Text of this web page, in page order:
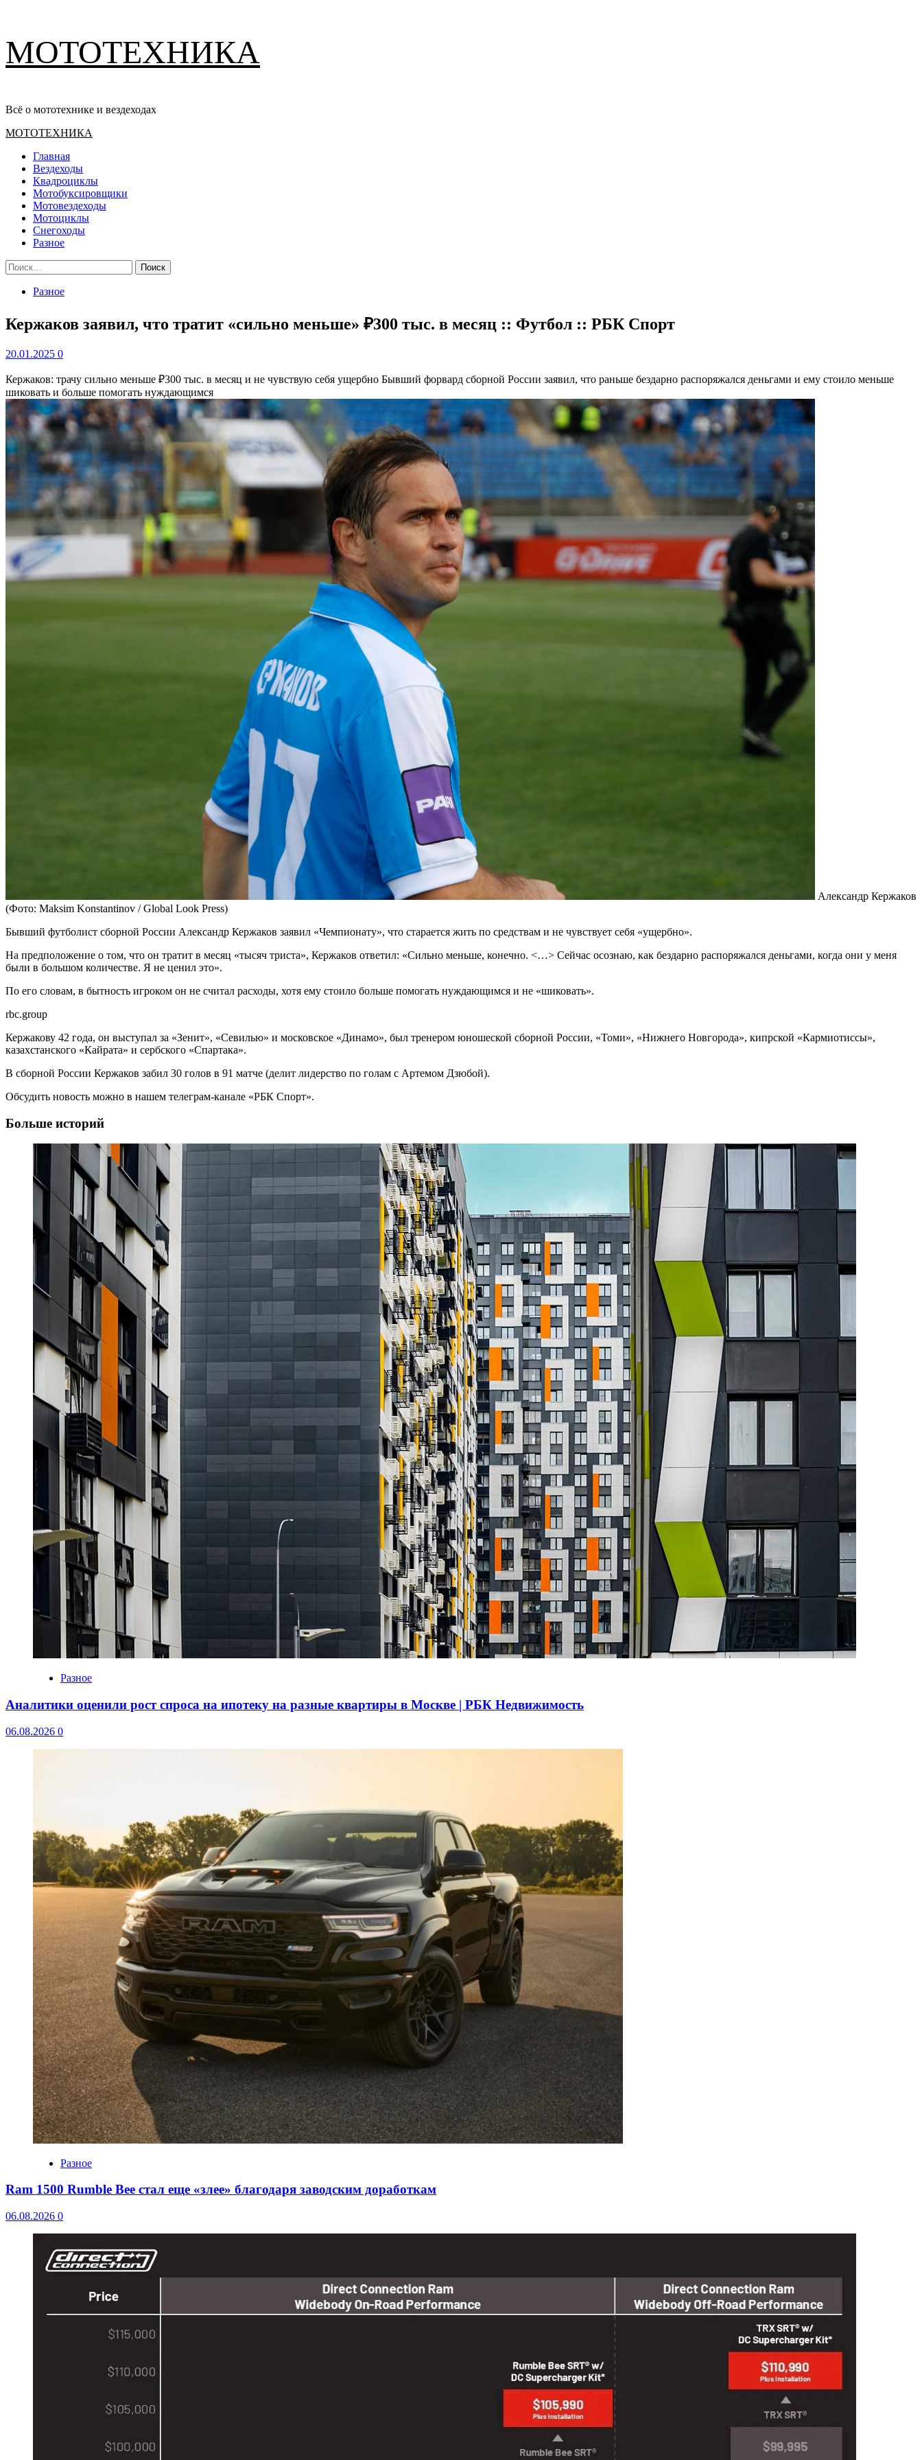
содержимому
МОТОТЕХНИКА
Всё о мототехнике и вездеходах
Основное
МОТОТЕХНИКА
Главная
Вездеходы
Квадроциклы
Мотобуксировщики
Мотовездеходы
Мотоциклы
Снегоходы
Разное
Найти:
Разное
Кержаков заявил, что тратит «сильно меньше» ₽300 тыс. в месяц :: Футбол :: РБК Спорт
20.01.2025 0
Кержаков: трачу сильно меньше ₽300 тыс. в месяц и не чувствую себя ущербно Бывший форвард сборной России заявил, что раньше бездарно распоряжался деньгами и ему стоило меньше
шиковать и больше помогать нуждающимся
Александр Кержаков
(Фото: Maksim Konstantinov / Global Look Press)
Бывший футболист сборной России Александр Кержаков заявил «Чемпионату», что старается жить по средствам и не чувствует себя «ущербно».
На предположение о том, что он тратит в месяц «тысяч триста», Кержаков ответил: «Сильно меньше, конечно. <…> Сейчас осознаю, как бездарно распоряжался деньгами, когда они у меня
были в большом количестве. Я не ценил это».
По его словам, в бытность игроком он не считал расходы, хотя ему стоило больше помогать нуждающимся и не «шиковать».
rbc.group
Кержакову 42 года, он выступал за «Зенит», «Севилью» и московское «Динамо», был тренером юношеской сборной России, «Томи», «Нижнего Новгорода», кипрской «Кармиотиссы»,
казахстанского «Кайрата» и сербского «Спартака».
В сборной России Кержаков забил 30 голов в 91 матче (делит лидерство по голам с Артемом Дзюбой).
Обсудить новость можно в нашем телеграм-канале «РБК Спорт».
Больше историй
Разное
Аналитики оценили рост спроса на ипотеку на разные квартиры в Москве | РБК Недвижимость
06.08.2026 0
Разное
Ram 1500 Rumble Bee стал еще «злее» благодаря заводским доработкам
06.08.2026 0